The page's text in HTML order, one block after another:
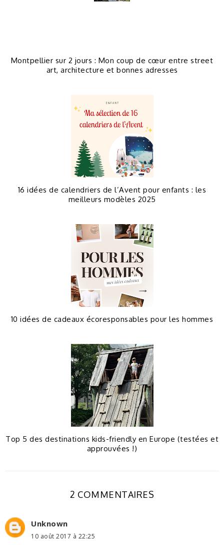
Montpellier sur 2 jours : Mon coup de cœur entre street
art, architecture et bonnes adresses
16 idées de calendriers de l’Avent pour enfants : les
meilleurs modèles 2025
10 idées de cadeaux écoresponsables pour les hommes
Top 5 des destinations kids-friendly en Europe (testées et
approuvées !)
2 COMMENTAIRES
Unknown
10 août 2017 à 22:25